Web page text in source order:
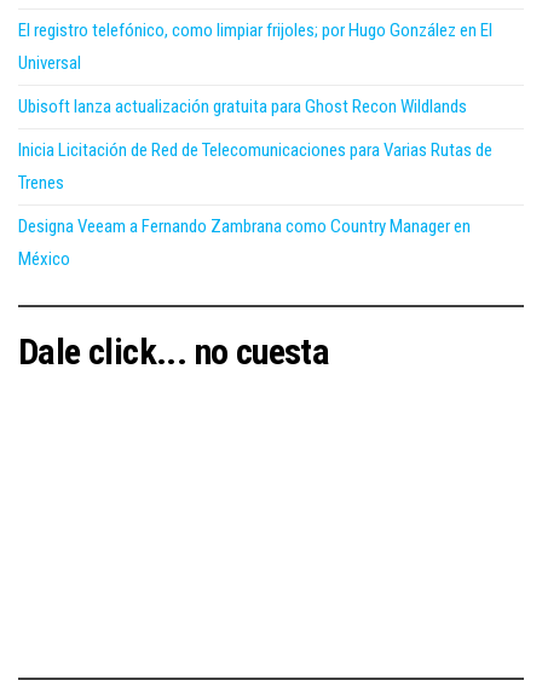
El registro telefónico, como limpiar frijoles; por Hugo González en El
Universal
Ubisoft lanza actualización gratuita para Ghost Recon Wildlands
Inicia Licitación de Red de Telecomunicaciones para Varias Rutas de
Trenes
Designa Veeam a Fernando Zambrana como Country Manager en
México
Dale click... no cuesta